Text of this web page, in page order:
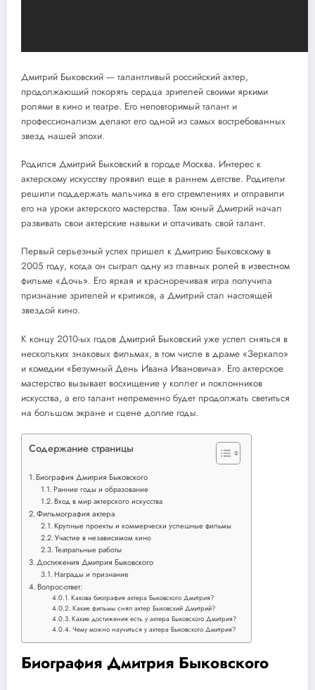
Дмитрий Быковский — талантливый российский актер,
продолжающий покорять сердца зрителей своими яркими
ролями в кино и театре. Его неповторимый талант и
профессионализм делают его одной из самых востребованных
звезд нашей эпохи.
Родился Дмитрий Быковский в городе Москва. Интерес к
актерскому искусству проявил еще в раннем детстве. Родители
решили поддержать мальчика в его стремлениях и отправили
его на уроки актерского мастерства. Там юный Дмитрий начал
развивать свои актерские навыки и оттачивать свой талант.
Первый серьезный успех пришел к Дмитрию Быковскому в
2005 году, когда он сыграл одну из главных ролей в известном
фильме «Дочь». Его яркая и красноречивая игра получила
признание зрителей и критиков, а Дмитрий стал настоящей
звездой кино.
К концу 2010-ых годов Дмитрий Быковский уже успел сняться в
нескольких знаковых фильмах, в том числе в драме «Зеркало»
и комедии «Безумный День Ивана Ивановича». Его актерское
мастерство вызывает восхищение у коллег и поклонников
искусства, а его талант непременно будет продолжать светиться
на большом экране и сцене долгие годы.
Содержание страницы
Биография Дмитрия Быковского
Ранние годы и образование
Вход в мир актерского искусства
Фильмография актера
Крупные проекты и коммерчески успешные фильмы
Участие в независимом кино
Театральные работы
Достижения Дмитрия Быковского
Награды и признание
Вопрос-ответ:
Какова биография актера Быковского Дмитрия?
Какие фильмы снял актер Быковский Дмитрий?
Какие достижения есть у актера Быковского Дмитрия?
Чему можно научиться у актера Быковского Дмитрия?
Биография Дмитрия Быковского